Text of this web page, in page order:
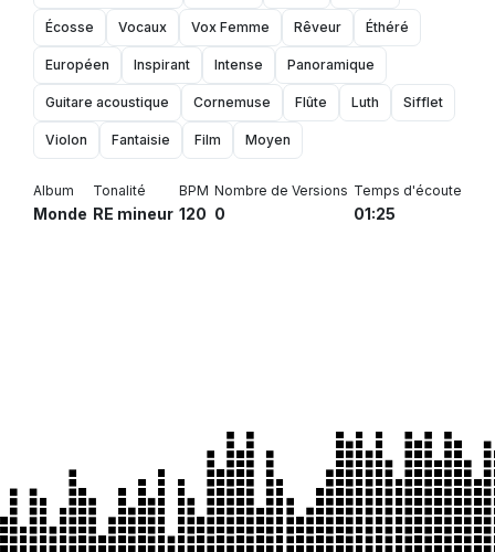
Écosse Vocaux Vox Femme Rêveur Éthéré
Européen Inspirant Intense Panoramique
Guitare acoustique Cornemuse Flûte Luth Sifflet
Violon Fantaisie Film Moyen
Album
Monde
Tonalité
RE mineur
BPM
120
Nombre de Versions
0
Temps d'écoute
01:25